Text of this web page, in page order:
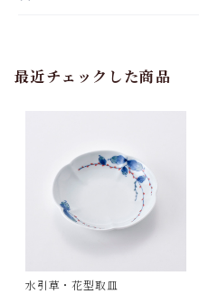
最近チェックした商品
水引草・花型取皿